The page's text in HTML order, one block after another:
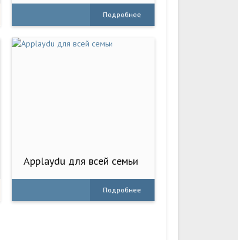
Андроид - Мод всеПодробнее
Applaydu для всей семьи
Подробнее